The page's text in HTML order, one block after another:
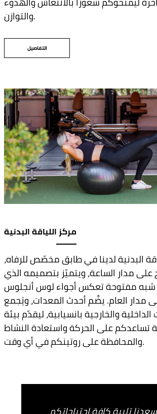
والتوازن.
التفاصيل
مركز اللياقة البدنية
البدنية لدينا في طابق مخصّص للرفاه،
مدار الساعة، ويتميّز بتصميمه الذي
شبه مفتوحة تعكس أجواء لوس أنجلوس
مدار العام. يضُم أحدث المعدات، ويَجمع
والخارجية بانسيابية، ليقدّم بيئة
تساعدكم على الحركة واستعادة النشاط
والمحافظة على روتينكم في أي وقت.